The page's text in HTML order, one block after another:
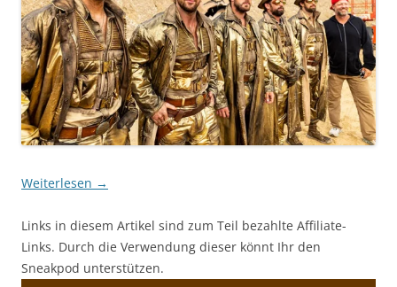
Weiterlesen →
Links in diesem Artikel sind zum Teil bezahlte Affiliate-
Links. Durch die Verwendung dieser könnt Ihr den
Sneakpod unterstützen.